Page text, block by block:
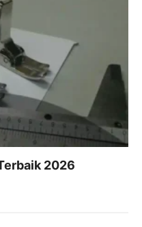
2026